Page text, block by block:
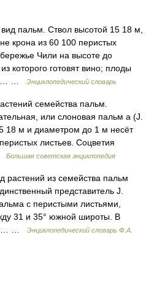
пальм. Ствол высотой 15 18 м,
крона из 60 100 перистых
Чили на высоте до
которого готовят вино; плоды
…
Энциклопедический словарь
семейства пальм.
или слоновая пальм a (J.
18 м и диаметром до 1 м несёт
листьев. Соцветия
Большая советская энциклопедия
из семейства пальм
представитель J.
с перистыми листьями,
31 и 35° южной широты. В
…
Энциклопедический словарь Ф.А.